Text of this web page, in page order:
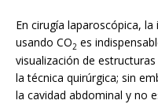
En cirugía laparoscópica,
usando CO2 es
visualización de
la técnica quirúrgica; sin
la cavidad abdominal y no